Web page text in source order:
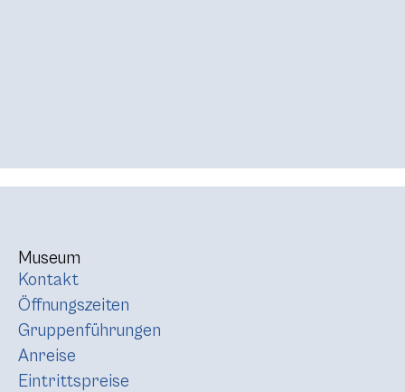
Museum
Kontakt
Öffnungszeiten
Gruppenführungen
Anreise
Eintrittspreise